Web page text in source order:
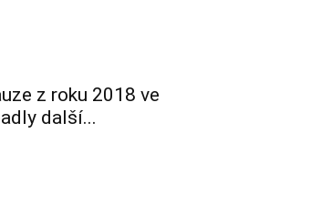
z roku 2018 ve
další...